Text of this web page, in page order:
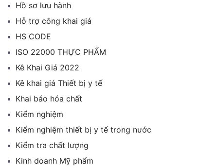
Hồ sơ lưu hành
Hỗ trợ công khai giá
HS CODE
ISO 22000 THỰC PHẨM
Kê Khai Giá 2022
Kê khai giá Thiết bị y tế
Khai báo hóa chất
Kiểm nghiệm
Kiểm nghiệm thiết bị y tế trong nước
Kiểm tra chất lượng
Kinh doanh Mỹ phẩm